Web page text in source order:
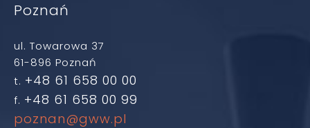
Poznań
ul. Towarowa 37
61-896 Poznań
t. +48 61 658 00 00
f. +48 61 658 00 99
poznan@gww.pl